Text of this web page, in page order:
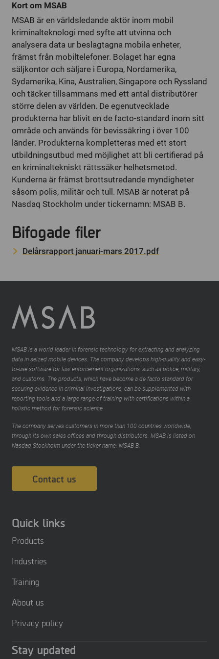
Kort om MSAB
MSAB är en världsledande aktör inom mobil
kriminalteknologi med syfte att utvinna och
analysera data ur beslagtagna mobila enheter,
främst från mobiltelefoner. Bolaget har egna
säljkontor och säljare i Europa, Nordamerika,
Sydamerika, Kina, Australien, Singapore och Ryssland
och täcker tillsammans med ett antal distributörer
större delen av världen. De egenutvecklade
produkterna har blivit en de facto-standard inom sitt
område och används för bevissäkring i över 100
länder. Produkterna kompletteras med ett stort
utbildningsutbud med möjlighet att bli certifierad på
en kriminaltekniskt rättssäker helhetsmetod.
Kunderna är främst brottsutredande myndigheter
såsom polis, militär och tull. MSAB är noterat på
Nasdaq Stockholm under tickernamn: MSAB B.
Bifogade filer
Delårsrapport januari-mars 2017.pdf
MSAB is a world leader in forensic technology for extracting and analyzing
data in seized mobile devices. The company develops high-quality and easy-
to-use software for law enforcement organizations, such as police, military,
and customs. The products, which have become a de facto standard for
securing evidence in criminal investigations, can be supplemented with
reporting tools and a large range of training with certifications within a
holistic method for forensic science.
The company serves customers in more than 100 countries worldwide,
through its own sales offices and through distributors. MSAB is listed on
Nasdaq Stockholm under the ticker name: MSAB B.
Contact us
Quick links
Products
Industries
Training
About us
Privacy policy
Stay updated